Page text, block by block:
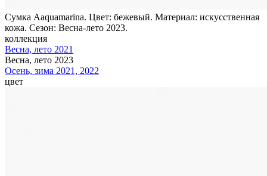
Сумка Aaquamarina. Цвет: бежевый. Материал: искусственная
кожа. Сезон: Весна-лето 2023.
коллекция
Весна, лето 2021
Весна, лето 2023
Осень, зима 2021, 2022
цвет